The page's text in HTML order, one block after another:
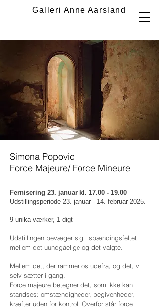
Galleri Anne Aarsland
Simona Popovic
Force Majeure/ Force Mineure
Fernisering 23. januar kl. 17.00 - 19.00
Udstillingsperiode 23. januar - 14. februar 2025.
9 unika værker, 1 digt
Udstillingen bevæger sig i spændingsfeltet
mellem det uundgåelige og det valgte.
Mellem det, der rammer os udefra, og det, vi
selv sætter i gang.
Force majeure betegner det, som ikke kan
standses: omstændigheder, begivenheder,
kræfter uden for kontrol. Overfor står force